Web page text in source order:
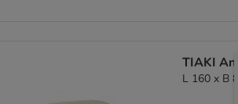
TIAKI
L 160 x B